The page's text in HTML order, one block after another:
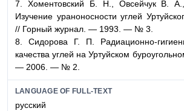
7. Хоментовский Б. Н., Овсейчук В.
Изучение ураноносности углей
// Горный журнал. — 1993. — № 3.
8. Сидорова Г. П. Радиационно-
качества углей на Уртуйском
— 2006. — № 2.
LANGUAGE OF FULL-TEXT
русский